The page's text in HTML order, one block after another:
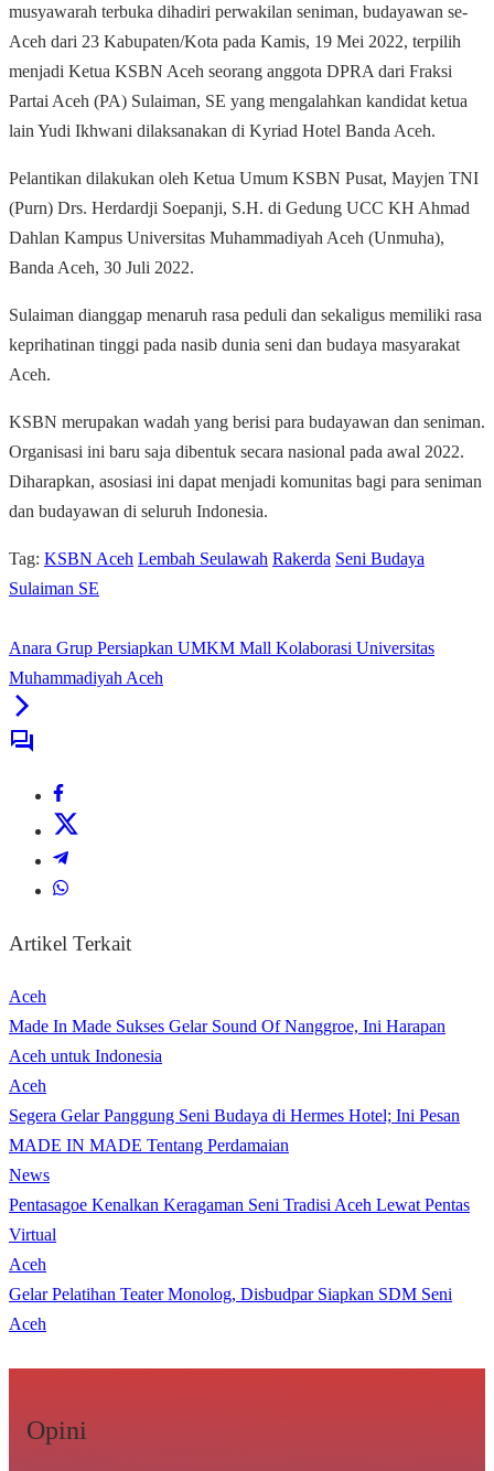
musyawarah terbuka dihadiri perwakilan seniman, budayawan se-
Aceh dari 23 Kabupaten/Kota pada Kamis, 19 Mei 2022, terpilih
menjadi Ketua KSBN Aceh seorang anggota DPRA dari Fraksi
Partai Aceh (PA) Sulaiman, SE yang mengalahkan kandidat ketua
lain Yudi Ikhwani dilaksanakan di Kyriad Hotel Banda Aceh.
Pelantikan dilakukan oleh Ketua Umum KSBN Pusat, Mayjen TNI
(Purn) Drs. Herdardji Soepanji, S.H. di Gedung UCC KH Ahmad
Dahlan Kampus Universitas Muhammadiyah Aceh (Unmuha),
Banda Aceh, 30 Juli 2022.
Sulaiman dianggap menaruh rasa peduli dan sekaligus memiliki rasa
keprihatinan tinggi pada nasib dunia seni dan budaya masyarakat
Aceh.
KSBN merupakan wadah yang berisi para budayawan dan seniman.
Organisasi ini baru saja dibentuk secara nasional pada awal 2022.
Diharapkan, asosiasi ini dapat menjadi komunitas bagi para seniman
dan budayawan di seluruh Indonesia.
Tag: KSBN Aceh Lembah Seulawah Rakerda Seni Budaya
Sulaiman SE
Anara Grup Persiapkan UMKM Mall Kolaborasi Universitas
Muhammadiyah Aceh
Artikel Terkait
Aceh
Made In Made Sukses Gelar Sound Of Nanggroe, Ini Harapan
Aceh untuk Indonesia
Aceh
Segera Gelar Panggung Seni Budaya di Hermes Hotel; Ini Pesan
MADE IN MADE Tentang Perdamaian
News
Pentasagoe Kenalkan Keragaman Seni Tradisi Aceh Lewat Pentas
Virtual
Aceh
Gelar Pelatihan Teater Monolog, Disbudpar Siapkan SDM Seni
Aceh
Opini